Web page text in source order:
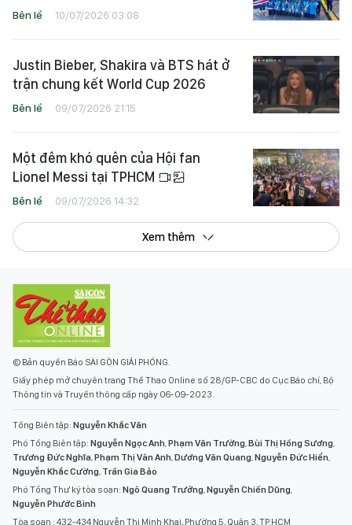
Bên lề 10/07/2026 03:08
Justin Bieber, Shakira và BTS hát ở
trận chung kết World Cup 2026
Bên lề 09/07/2026 21:15
Một đêm khó quên của Hội fan
Lionel Messi tại TPHCM
Bên lề 09/07/2026 14:32
Xem thêm
© Bản quyền Báo SÀI GÒN GIẢI PHÓNG.
Giấy phép mở chuyên trang Thể Thao Online số 28/GP-CBC do Cục Báo chí, Bộ
Thông tin và Truyền thông cấp ngày 06-09-2023.
Tổng Biên tập: Nguyễn Khắc Văn
Phó Tổng Biên tập: Nguyễn Ngọc Anh,Phạm Văn Trường,Bùi Thị Hồng Sương,
Trương Đức Nghĩa,Phạm Thị Vân Anh,Dương Văn Quang,Nguyễn Đức Hiển,
Nguyễn Khắc Cường, Trần Gia Bảo
Phó Tổng Thư ký tòa soạn: Ngô Quang Trưởng,Nguyễn Chiến Dũng,
Nguyễn Phước Bình
Tòa soạn : 432-434 Nguyễn Thị Minh Khai, Phường 5, Quận 3, TP.HCM